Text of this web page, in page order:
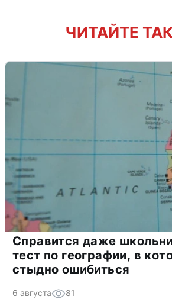
ЧИТАЙТЕ
Справится даже
тест по географии, в
стыдно ошибиться
6 августа 81